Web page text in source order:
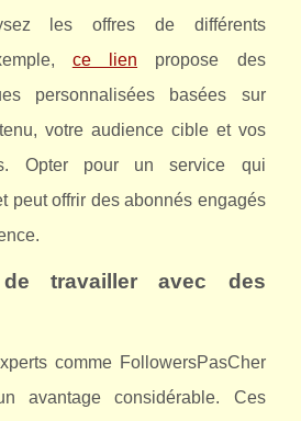
les offres de différents
ce lien propose des
personnalisées basées sur
votre audience cible et vos
Opter pour un service qui
peut offrir des abonnés engagés
travailler avec des
comme FollowersPasCher
avantage considérable. Ces